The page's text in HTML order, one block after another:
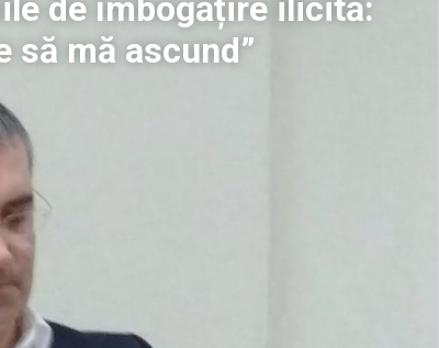
de îmbogățire ilicită:
să mă ascund”